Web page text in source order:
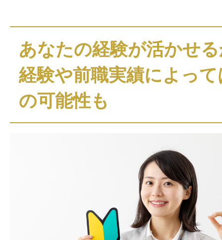
あなたの経験が活かせ
経験や前職実績によっ
の可能性も